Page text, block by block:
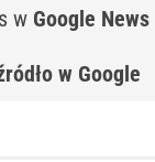
w Google News
w Google